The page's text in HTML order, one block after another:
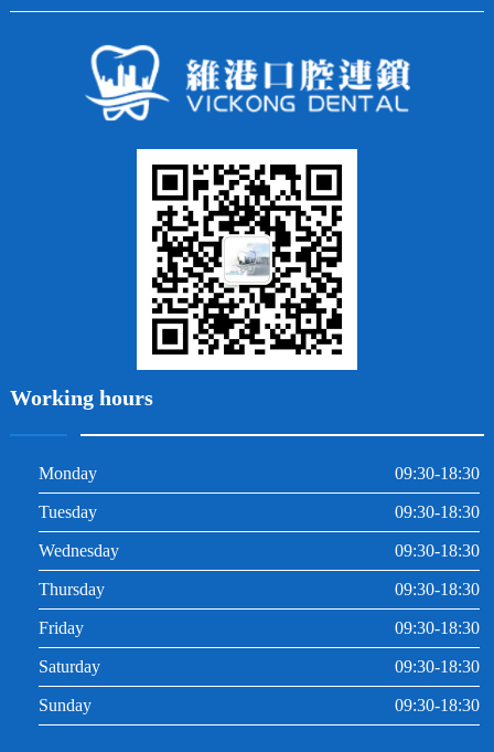
全口種植
四環素牙
常見問題
牙列不齊
Working hours
Monday 09:30-18:30
Tuesday 09:30-18:30
Wednesday 09:30-18:30
Thursday 09:30-18:30
Friday 09:30-18:30
Saturday 09:30-18:30
Sunday 09:30-18:30